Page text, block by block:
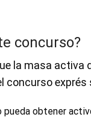
concurso?
la masa
exprés
pueda obtener